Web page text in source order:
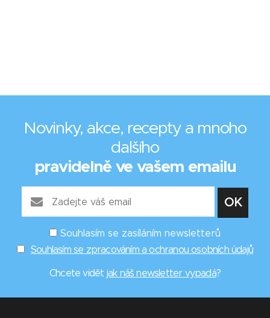
Novinky, akce, recepty a mnoho
dalšího
pravidelně ve vašem emailu
Souhlasím se zasíláním newsletterů
Souhlasím se zpracováním a ochranou osobních údajů
Chcete vidět jak náš newsletter vypadá?